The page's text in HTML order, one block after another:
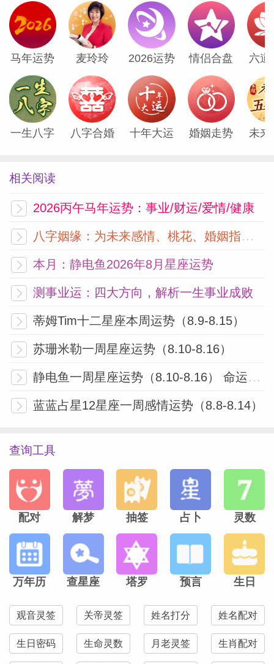
苏珊米勒2025年10月水瓶座运势
是时候出发了，去体验更多的生活。星盘中
的一切都在诱使你收拾行装出发。10月6日
的满月似乎给了你动力，让你想去北方旅
行，也许是去一个偏僻又风景优美的地方，
那里的秋...[阅读全文]
最近，生活无疑发生了不少新鲜事，尤其是
生于3月4日（前后五天）或者3月18日（前
五天后两天）的鱼。上个月你经历了两次食
相——9月7日双鱼座的月食和9月21日处
女...[阅读全文]
马年运势 麦玲玲 2026运势 情侣合盘 六道
一生八字 八字合婚 十年大运 婚姻走势 未来
相关阅读
2026丙午马年运势：事业/财运/爱情/健康
八字姻缘：为未来感情、桃花、婚姻指明方向
本月：静电鱼2026年8月星座运势
测事业运：四大方向，解析一生事业成败
蒂姆Tim十二星座本周运势（8.9-8.15）
苏珊米勒一周星座运势（8.10-8.16）
静电鱼一周星座运势（8.10-8.16） 命运剧场的大洗牌与舞台重构
蓝蓝占星12星座一周感情运势（8.8-8.14）
查询工具
配对 解梦 抽签 占卜 灵数
万年历 查星座 塔罗 预言 生日
观音灵签 关帝灵签 姓名打分 姓名配对
生日密码 生命灵数 月老灵签 生肖配对